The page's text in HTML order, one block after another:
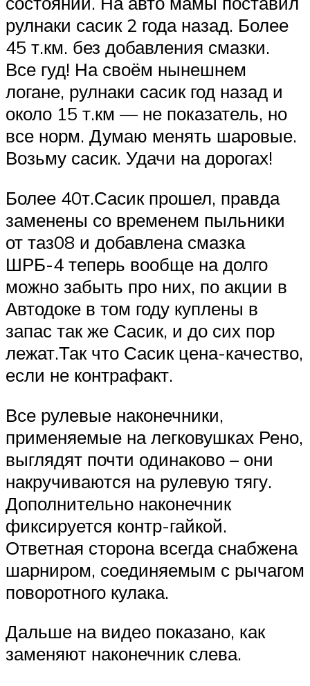
рулнаки сасик 2 года назад. Более
45 т.км. без добавления смазки.
Все гуд! На своём нынешнем
логане, рулнаки сасик год назад и
около 15 т.км — не показатель, но
все норм. Думаю менять шаровые.
Возьму сасик. Удачи на дорогах!
Более 40т.Сасик прошел, правда
заменены со временем пыльники
от таз08 и добавлена смазка
ШРБ-4 теперь вообще на долго
можно забыть про них, по акции в
Автодоке в том году куплены в
запас так же Сасик, и до сих пор
лежат.Так что Сасик цена-качество,
если не контрафакт.
Все рулевые наконечники,
применяемые на легковушках Рено,
выглядят почти одинаково – они
накручиваются на рулевую тягу.
Дополнительно наконечник
фиксируется контр-гайкой.
Ответная сторона всегда снабжена
шарниром, соединяемым с рычагом
поворотного кулака.
Дальше на видео показано, как
заменяют наконечник слева.